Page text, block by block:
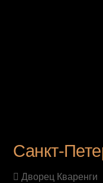
Санкт-
Дворец Кваренги